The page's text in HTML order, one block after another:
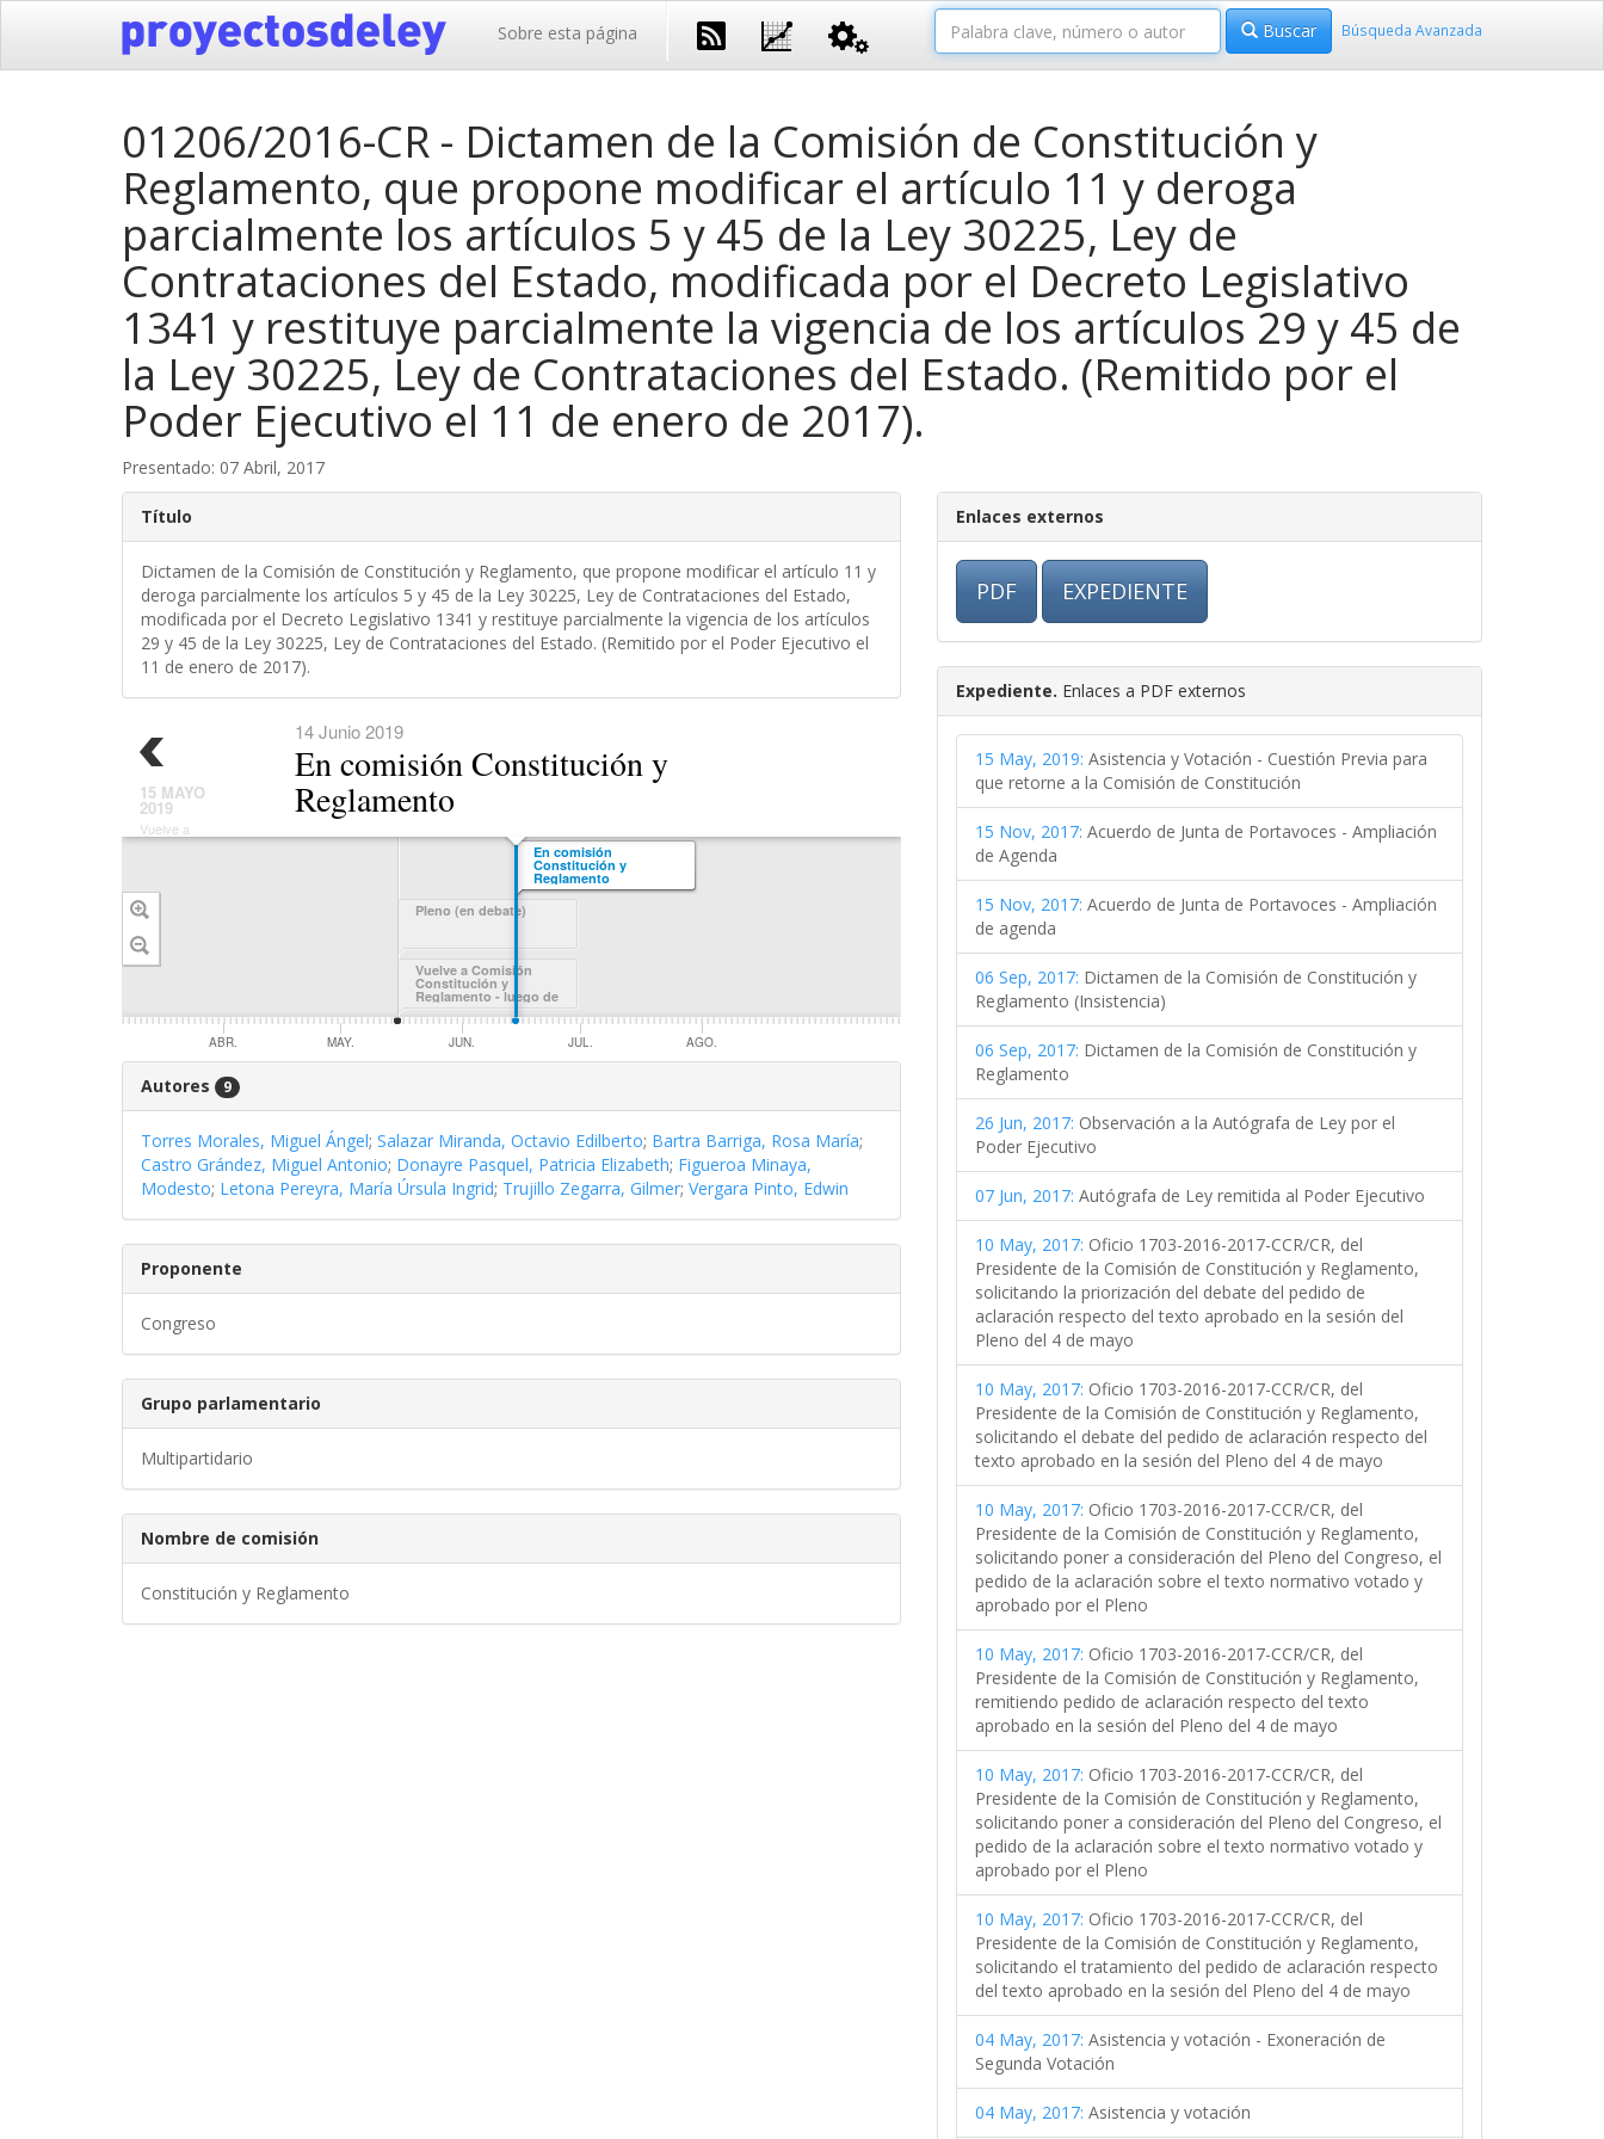
Sobre esta página Buscar Búsqueda Avanzada
01206/2016-CR - Dictamen de la Comisión de Constitución y
Reglamento, que propone modificar el artículo 11 y deroga
parcialmente los artículos 5 y 45 de la Ley 30225, Ley de
Contrataciones del Estado, modificada por el Decreto Legislativo
1341 y restituye parcialmente la vigencia de los artículos 29 y 45 de
la Ley 30225, Ley de Contrataciones del Estado. (Remitido por el
Poder Ejecutivo el 11 de enero de 2017).
Presentado: 07 Abril, 2017
Título
Dictamen de la Comisión de Constitución y Reglamento, que propone modificar el artículo 11 y
deroga parcialmente los artículos 5 y 45 de la Ley 30225, Ley de Contrataciones del Estado,
modificada por el Decreto Legislativo 1341 y restituye parcialmente la vigencia de los artículos
29 y 45 de la Ley 30225, Ley de Contrataciones del Estado. (Remitido por el Poder Ejecutivo el
11 de enero de 2017).
14 Junio 2019
En comisión Constitución y
Reglamento
15 MAYO
2019
Vuelve a
Comisión
luego de
aprobarse la
cuestión previa
planteada por la
Presidente de la
Comisión de
Bartra Barriga
Pleno (en debate)
Vuelve a Comisión
Constitución y
Reglamento - luego de
aprobarse la cuestión
previa planteada por la
Presidente de la Comisión
de Cosistitución,
Congresista Bartra Barriga
En comisión
Constitución y
Reglamento
2020
ABR. AGO.
MAY. JUN. JUL.
Autores 9
Torres Morales, Miguel Ángel; Salazar Miranda, Octavio Edilberto; Bartra Barriga, Rosa María;
Castro Grández, Miguel Antonio; Donayre Pasquel, Patricia Elizabeth; Figueroa Minaya,
Modesto; Letona Pereyra, María Úrsula Ingrid; Trujillo Zegarra, Gilmer; Vergara Pinto, Edwin
Proponente
Congreso
Grupo parlamentario
Multipartidario
Nombre de comisión
Constitución y Reglamento
Enlaces externos
PDF EXPEDIENTE
Expediente. Enlaces a PDF externos
15 May, 2019: Asistencia y Votación - Cuestión Previa para
que retorne a la Comisión de Constitución
15 Nov, 2017: Acuerdo de Junta de Portavoces - Ampliación
de Agenda
15 Nov, 2017: Acuerdo de Junta de Portavoces - Ampliación
de agenda
06 Sep, 2017: Dictamen de la Comisión de Constitución y
Reglamento (Insistencia)
06 Sep, 2017: Dictamen de la Comisión de Constitución y
Reglamento
26 Jun, 2017: Observación a la Autógrafa de Ley por el
Poder Ejecutivo
07 Jun, 2017: Autógrafa de Ley remitida al Poder Ejecutivo
10 May, 2017: Oficio 1703-2016-2017-CCR/CR, del
Presidente de la Comisión de Constitución y Reglamento,
solicitando la priorización del debate del pedido de
aclaración respecto del texto aprobado en la sesión del
Pleno del 4 de mayo
10 May, 2017: Oficio 1703-2016-2017-CCR/CR, del
Presidente de la Comisión de Constitución y Reglamento,
solicitando el debate del pedido de aclaración respecto del
texto aprobado en la sesión del Pleno del 4 de mayo
10 May, 2017: Oficio 1703-2016-2017-CCR/CR, del
Presidente de la Comisión de Constitución y Reglamento,
solicitando poner a consideración del Pleno del Congreso, el
pedido de la aclaración sobre el texto normativo votado y
aprobado por el Pleno
10 May, 2017: Oficio 1703-2016-2017-CCR/CR, del
Presidente de la Comisión de Constitución y Reglamento,
remitiendo pedido de aclaración respecto del texto
aprobado en la sesión del Pleno del 4 de mayo
10 May, 2017: Oficio 1703-2016-2017-CCR/CR, del
Presidente de la Comisión de Constitución y Reglamento,
solicitando poner a consideración del Pleno del Congreso, el
pedido de la aclaración sobre el texto normativo votado y
aprobado por el Pleno
10 May, 2017: Oficio 1703-2016-2017-CCR/CR, del
Presidente de la Comisión de Constitución y Reglamento,
solicitando el tratamiento del pedido de aclaración respecto
del texto aprobado en la sesión del Pleno del 4 de mayo
04 May, 2017: Asistencia y votación - Exoneración de
Segunda Votación
04 May, 2017: Asistencia y votación